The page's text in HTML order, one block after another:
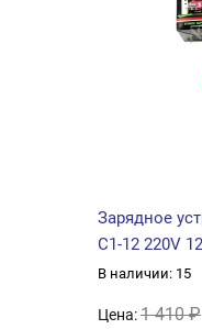
Зарядное
C1-12 220V
В наличии: 15
Цена:1 410 ₽